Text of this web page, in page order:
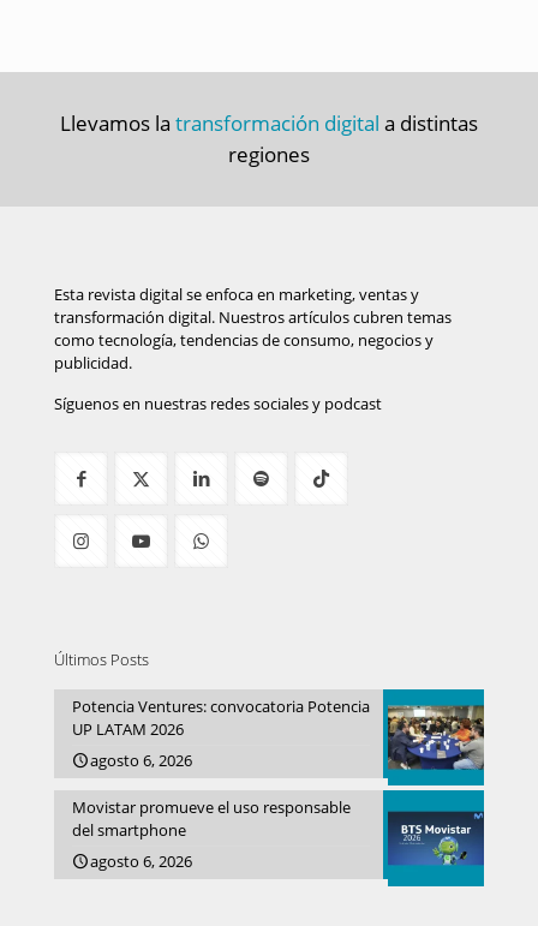
Llevamos la transformación digital a distintas
regiones
Esta revista digital se enfoca en marketing, ventas y
transformación digital. Nuestros artículos cubren temas
como tecnología, tendencias de consumo, negocios y
publicidad.
Síguenos en nuestras redes sociales y podcast
Últimos Posts
Potencia Ventures: convocatoria Potencia
UP LATAM 2026
agosto 6, 2026
Movistar promueve el uso responsable
del smartphone
agosto 6, 2026